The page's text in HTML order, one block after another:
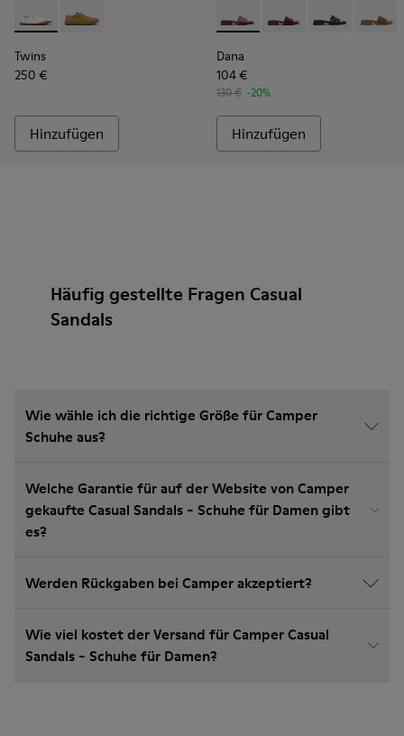
Twins - K201928-003 - Weiße Lederschuhe Für Damen.
Twins - K201928-002
Twins
250 €
Hinzufügen
Dana - K201740-015 -
Dana - K201740-014
Dana - Dana -
Dana
104 €
130 € -20%
Hinzufügen
Häufig gestellte Fragen Casual
Sandals
Wie wähle ich die richtige Größe für Camper
Schuhe aus?
Welche Garantie für auf der Website von Camper
gekaufte Casual Sandals - Schuhe für Damen gibt
es?
Werden Rückgaben bei Camper akzeptiert?
Wie viel kostet der Versand für Camper Casual
Sandals - Schuhe für Damen?